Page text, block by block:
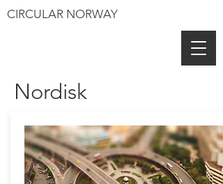
CIRCULAR NORWAY
Nordisk